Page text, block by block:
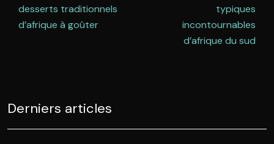
desserts traditionnels
d’afrique à goûter
typiques
incontournables
d’afrique du sud
Derniers articles